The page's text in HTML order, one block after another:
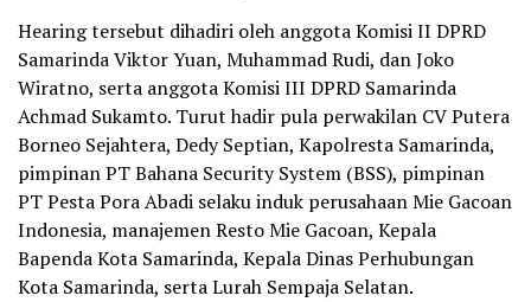
Hearing tersebut dihadiri oleh anggota Komisi II DPRD
Samarinda Viktor Yuan, Muhammad Rudi, dan Joko
Wiratno, serta anggota Komisi III DPRD Samarinda
Achmad Sukamto. Turut hadir pula perwakilan CV Putera
Borneo Sejahtera, Dedy Septian, Kapolresta Samarinda,
pimpinan PT Bahana Security System (BSS), pimpinan
PT Pesta Pora Abadi selaku induk perusahaan Mie Gacoan
Indonesia, manajemen Resto Mie Gacoan, Kepala
Bapenda Kota Samarinda, Kepala Dinas Perhubungan
Kota Samarinda, serta Lurah Sempaja Selatan.